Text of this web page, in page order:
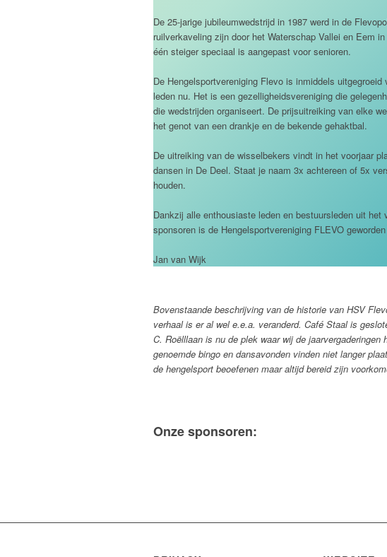
De 25-jarige jubileumwedstrijd in 1987 werd in de
ruilverkaveling zijn door het Waterschap Vallei en Eem
één steiger speciaal is aangepast voor senioren.
De Hengelsportvereniging Flevo is inmiddels
leden nu. Het is een gezelligheidsvereniging die
die wedstrijden organiseert. De prijsuitreiking van elke
het genot van een drankje en de bekende gehaktbal.
De uitreiking van de wisselbekers vindt in het voorjaar
dansen in De Deel. Staat je naam 3x achtereen of 5x
houden.
Dankzij alle enthousiaste leden en bestuursleden uit
sponsoren is de Hengelsportvereniging FLEVO
Jan van Wijk
Bovenstaande beschrijving van de historie van HSV
verhaal is er al wel e.e.a. veranderd. Café Staal is
C. Roëlllaan is nu de plek waar wij de
genoemde bingo en dansavonden vinden niet langer
de hengelsport beoefenen maar altijd bereid zijn
Onze sponsoren: